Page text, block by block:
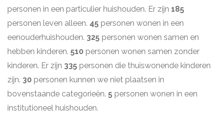
personen in een particulier huishouden. Er zijn 185
personen leven alleen. 45 personen wonen in een
eenouderhuishouden. 325 personen wonen samen en
hebben kinderen. 510 personen wonen samen zonder
kinderen. Er zijn 335 personen die thuiswonende kinderen
zijn. 30 personen kunnen we niet plaatsen in
bovenstaande categorieën. 5 personen wonen in een
institutioneel huishouden.